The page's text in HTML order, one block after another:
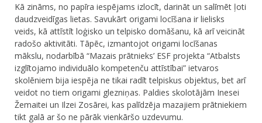
Kā zināms, no papīra iespējams izlocīt, darināt un salīmēt ļoti
daudzveidīgas lietas. Savukārt origami locīšana ir lielisks
veids, kā attīstīt loģisko un telpisko domāšanu, kā arī veicināt
radošo aktivitāti. Tāpēc, izmantojot origami locīšanas
mākslu, nodarbībā “Mazais prātnieks’ ESF projekta “Atbalsts
izglītojamo individuālo kompetenču attīstībai” ietvaros
skolēniem bija iespēja ne tikai radīt telpiskus objektus, bet arī
veidot no tiem origami glezniņas. Paldies skolotājām Inesei
Žemaitei un Ilzei Zosārei, kas palīdzēja mazajiem prātniekiem
tikt galā ar šo ne pārāk vienkāršo uzdevumu.